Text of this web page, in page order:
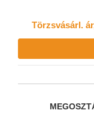
Törzsvásárl.